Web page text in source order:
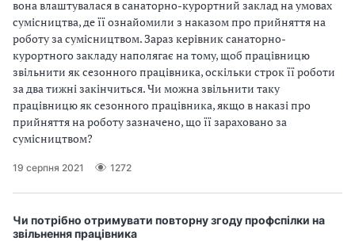
вона влаштувалася в санаторно-курортний заклад на умовах
сумісництва, де її ознайомили з наказом про прийняття на
роботу за сумісництвом. Зараз керівник санаторно-
курортного закладу наполягає на тому, щоб працівницю
звільнити як сезонного працівника, оскільки строк її роботи
за два тижні закінчиться. Чи можна звільнити таку
працівницю як сезонного працівника, якщо в наказі про
прийняття на роботу зазначено, що її зараховано за
сумісництвом?
19 серпня 2021 1272
Чи потрібно отримувати повторну згоду профспілки на
звільнення працівника